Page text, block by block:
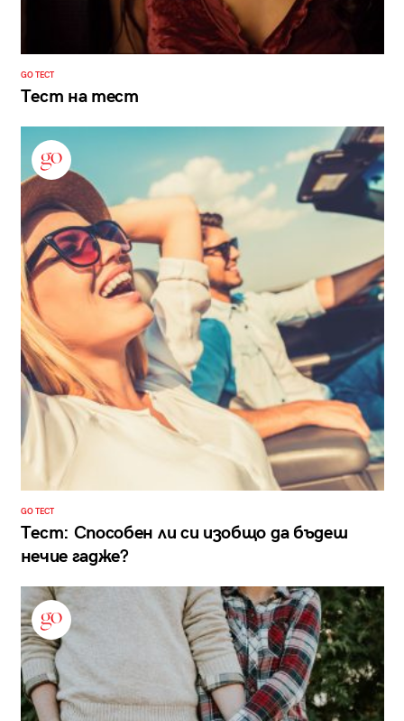
GO ТЕСТ
Тест на тест
GO ТЕСТ
Тест: Способен ли си изобщо да бъдеш
нечие гадже?